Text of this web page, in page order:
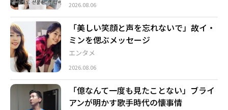
2026.08.06
エンタメ
「美しい笑顔と声を忘れないで」故イ・
ミンを偲ぶメッセージ
2026.08.06
「億なんて一度も見たことない」ブライ
アンが明かす歌手時代の懐事情